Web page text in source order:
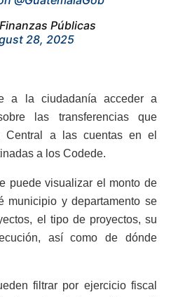
Públicas
28, 2025
a la ciudadanía acceder a
las transferencias que
Central a las cuentas en el
a los Codede.
puede visualizar el monto de
municipio y departamento se
el tipo de proyectos, su
así como de dónde
filtrar por ejercicio fiscal